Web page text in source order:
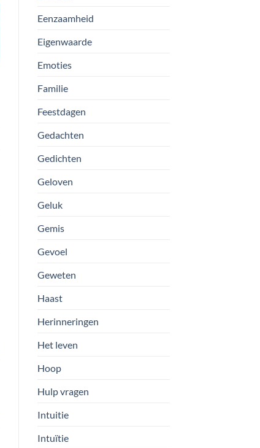
Eenzaamheid
Eigenwaarde
Emoties
Familie
Feestdagen
Gedachten
Gedichten
Geloven
Geluk
Gemis
Gevoel
Geweten
Haast
Herinneringen
Het leven
Hoop
Hulp vragen
Intuitie
Intuïtie